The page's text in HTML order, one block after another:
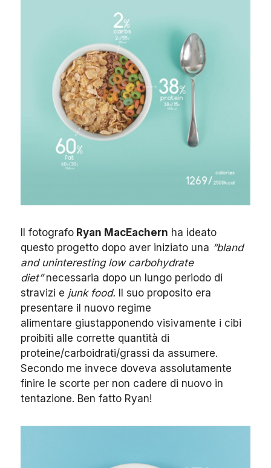
Il fotografo Ryan MacEachern ha ideato
questo progetto dopo aver iniziato una “bland
and uninteresting low carbohydrate
diet”necessaria dopo un lungo periodo di
stravizi e junk food.
Il suo proposito era
presentare il nuovo regime
alimentare giustapponendo visivamente i cibi
proibiti alle corrette quantità di
proteine/carboidrati/grassi da assumere.
Secondo me invece doveva assolutamente
finire le scorte per non cadere di nuovo in
tentazione. Ben fatto Ryan!